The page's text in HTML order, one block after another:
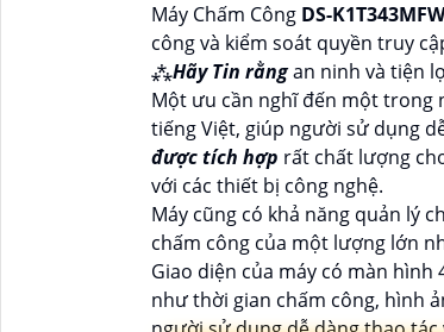
Máy Chấm Công DS-
công và kiểm soát quyền truy
⁂Hãy Tin rằngan ninh và tiện
Một ưu cần nghĩ đến một trong
tiếng Việt, giúp người sử dụng
được tích hợp rất chất lượng
với các thiết bị công nghệ.
Máy cũng có khả năng quản lý
chấm công của một lượng lớn
Giao diện của máy có màn
như thời gian chấm công, hình